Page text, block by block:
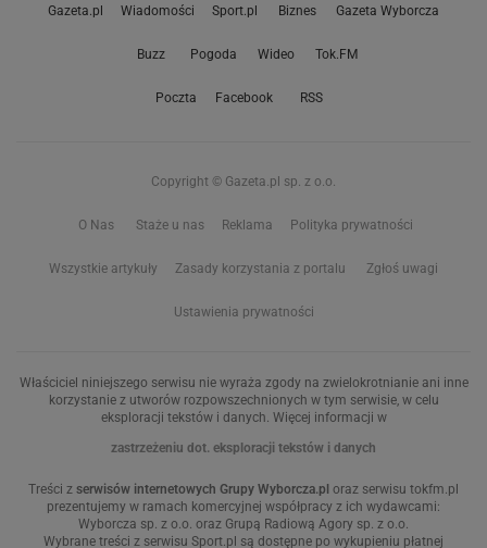
Gazeta.pl Wiadomości Sport.pl Biznes Gazeta Wyborcza
Buzz Pogoda Wideo Tok.FM
Poczta Facebook RSS
Copyright © Gazeta.pl sp. z o.o.
O Nas Staże u nas Reklama Polityka prywatności
Wszystkie artykuły Zasady korzystania z portalu Zgłoś uwagi
Ustawienia prywatności
Właściciel niniejszego serwisu nie wyraża zgody na zwielokrotnianie ani inne
korzystanie z utworów rozpowszechnionych w tym serwisie, w celu
eksploracji tekstów i danych. Więcej informacji w
zastrzeżeniu dot. eksploracji tekstów i danych
Treści z serwisów internetowych Grupy Wyborcza.pl oraz serwisu tokfm.pl
prezentujemy w ramach komercyjnej współpracy z ich wydawcami:
Wyborcza sp. z o.o. oraz Grupą Radiową Agory sp. z o.o.
Wybrane treści z serwisu Sport.pl są dostępne po wykupieniu płatnej